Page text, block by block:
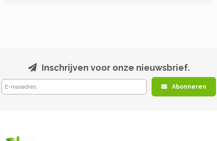
Inschrijven voor onze nieuwsbrief.
Abonneren